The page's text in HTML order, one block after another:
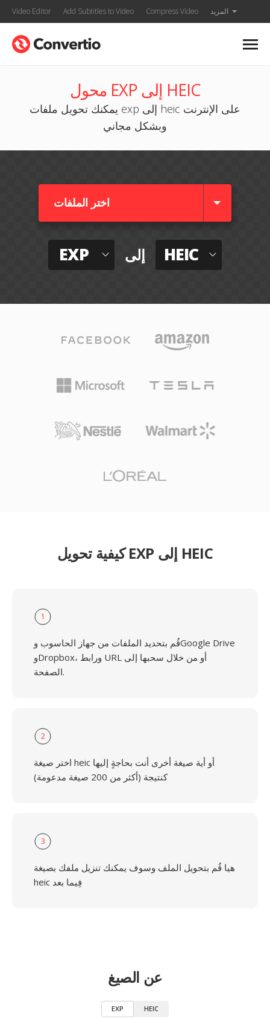
Video Editor Add Subtitles to Video Compress Video المزيد
محول EXP إلى HEIC
يمكنك تحويل ملفات exp إلى heic على الإنترنت
وبشكل مجاني
اختر الملفات
EXP إلى HEIC
كيفية تحويل EXP إلى HEIC
1
قُم بتحديد الملفات من جهاز الحاسوب وGoogle Drive
وDropbox، ورابط URL أو من خلال سحبها إلى
الصفحة.
2
اختر صيغة heic أو أية صيغة أخرى أنت بحاجةٍ إليها
كنتيجة (أكثر من 200 صيغة مدعومة)
3
هيا قُم بتحويل الملف وسوف يمكنك تنزيل ملفك بصيغة
heic فِيما بعد
عن الصيغ
EXP HEIC